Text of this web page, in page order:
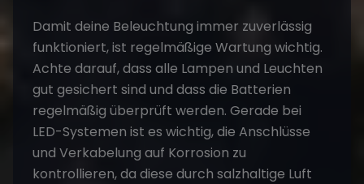
Damit deine Beleuchtung immer zuverlässig
funktioniert, ist regelmäßige Wartung wichtig.
Achte darauf, dass alle Lampen und Leuchten
gut gesichert sind und dass die Batterien
regelmäßig überprüft werden. Gerade bei
LED-Systemen ist es wichtig, die Anschlüsse
und Verkabelung auf Korrosion zu
kontrollieren, da diese durch salzhaltige Luft